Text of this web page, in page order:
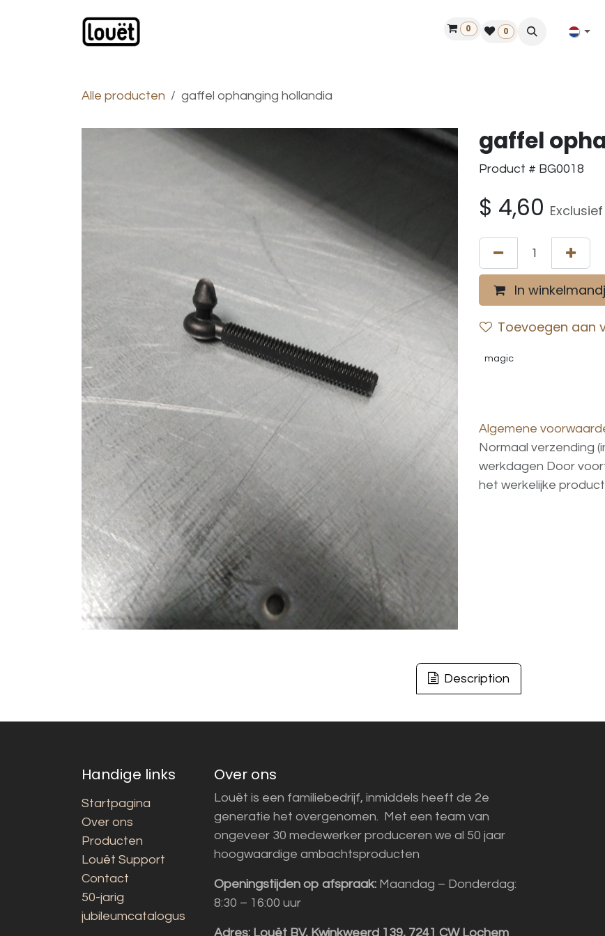
Vind een dealer
0 0
Alle producten gaffel ophanging hollandia
gaffel
Product # BG0018
$ 4,60
In
Toevoegen aan
magic
Algemene
Normaal verzending
werkdagen Door
het werkelijke product
Description
Handige links
Startpagina
Over ons
Producten
Louët Support
Contact
50-jarig
jubileumcatalogus
Over ons
Louët is een familiebedrijf, inmiddels heeft de 2e
generatie het overgenomen. Met een team van
ongeveer 30 medewerker produceren we al 50 jaar
hoogwaardige ambachtsproducten
Openingstijden op afspraak: Maandag – Donderdag:
8:30 – 16:00 uur
Adres: Louët BV, Kwinkweerd 139, 7241 CW Lochem